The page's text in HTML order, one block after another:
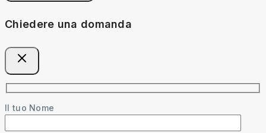
Chiedere una domanda
Il tuo Nome